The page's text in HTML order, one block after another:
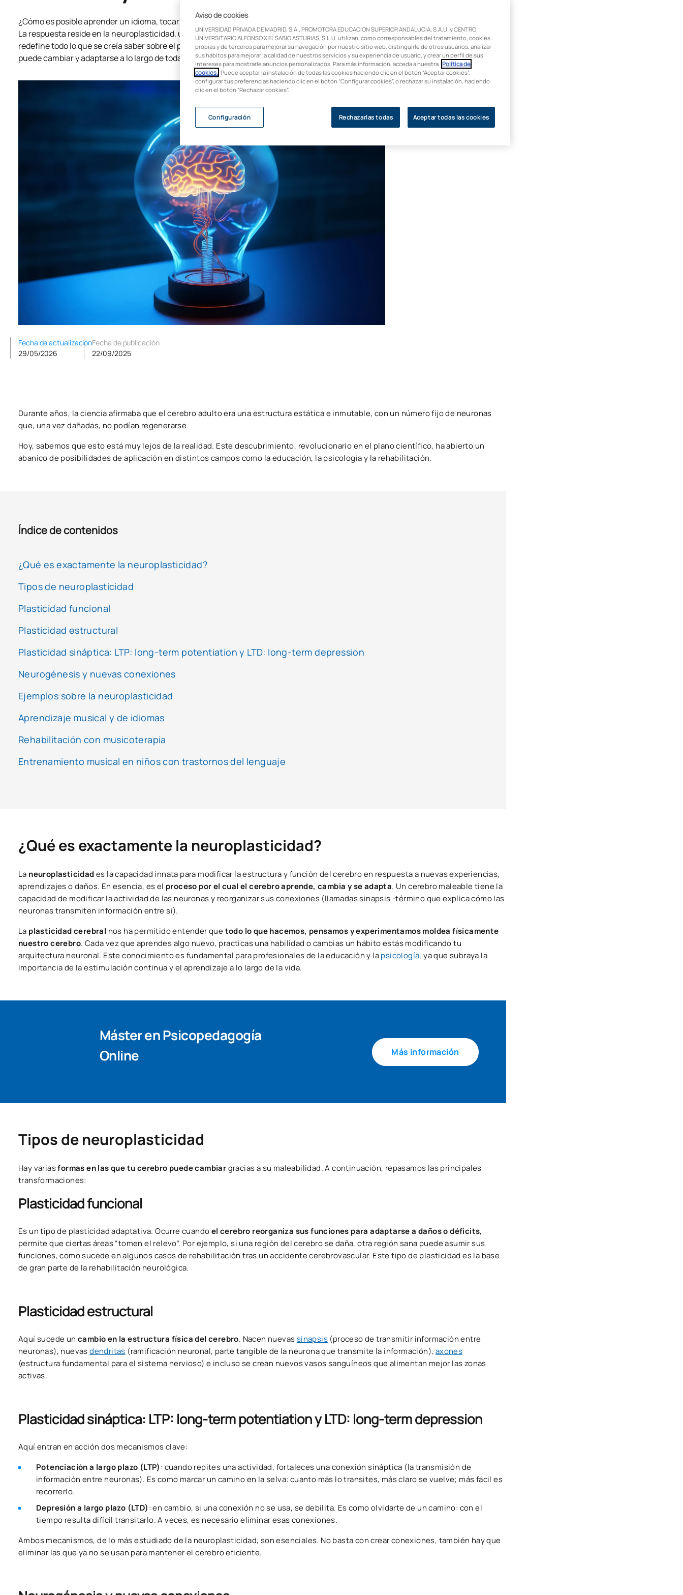
¿Cómo es posible aprender un idioma, tocar un instrumento o recuperarse de una lesión cerebral?
La respuesta reside en la neuroplasticidad, una capacidad de nuestra mente. Este concepto
redefine todo lo que se creía saber sobre el potencial de nuestro cerebro, al demostrar que este
puede cambiar y adaptarse a lo largo de toda la vida.
Fecha de actualización
29/05/2026
Fecha de publicación
22/09/2025
Durante años, la ciencia afirmaba que el cerebro adulto era una estructura estática e inmutable, con un número fijo de neuronas
que, una vez dañadas, no podían regenerarse.
Hoy, sabemos que esto está muy lejos de la realidad. Este descubrimiento, revolucionario en el plano científico, ha abierto un
abanico de posibilidades de aplicación en distintos campos como la educación, la psicología y la rehabilitación.
Índice de contenidos
¿Qué es exactamente la neuroplasticidad?
Tipos de neuroplasticidad
Plasticidad funcional
Plasticidad estructural
Plasticidad sináptica: LTP: long-term potentiation y LTD: long-term depression
Neurogénesis y nuevas conexiones
Ejemplos sobre la neuroplasticidad
Aprendizaje musical y de idiomas
Rehabilitación con musicoterapia
Entrenamiento musical en niños con trastornos del lenguaje
¿Qué es exactamente la neuroplasticidad?
La neuroplasticidades la capacidad innata para modificar la estructura y función del cerebro en respuesta a nuevas experiencias,
aprendizajes o daños. En esencia, es el proceso por el cual el cerebroaprende, cambia y se adapta. Un cerebro maleable tiene la
capacidad de modificar la actividad de las neuronas y reorganizar sus conexiones (llamadas sinapsis -término que explica cómo las
neuronas transmiten información entre sí).
La plasticidad cerebral nos ha permitido entender quetodo lo que hacemos, pensamos y experimentamos moldea físicamente
nuestro cerebro. Cada vez que aprendes algo nuevo, practicas una habilidad o cambias un hábito estás modificando tu
arquitectura neuronal. Este conocimiento es fundamental para profesionales de la educación y lapsicología, ya que subraya la
importancia de la estimulación continua y el aprendizaje a lo largo de la vida.
Máster en Psicopedagogía
Online
Más información
Tipos de neuroplasticidad
Hay variasformas en las que tu cerebro puede cambiargracias a su maleabilidad. A continuación, repasamos las principales
transformaciones:
Plasticidad funcional
Es un tipo de plasticidad adaptativa. Ocurre cuandoel cerebro reorganiza sus funciones para adaptarse a daños o déficits,
permite que ciertas áreas “tomen el relevo”. Por ejemplo, si una región del cerebro se daña, otra región sana puede asumir sus
funciones, como sucede en algunos casos de rehabilitación tras un accidente cerebrovascular. Este tipo de plasticidad es la base
de gran parte de la rehabilitación neurológica.
Plasticidad estructural
Aquí sucede un cambio en la estructura física del cerebro. Nacen nuevassinapsis (proceso de transmitir información entre
neuronas), nuevasdendritas (ramificación neuronal, parte tangible de la neurona que transmite la información), axones
(estructura fundamental para el sistema nervioso) e incluso se crean nuevos vasos sanguíneos que alimentan mejor las zonas
activas.
Plasticidad sináptica: LTP: long-term potentiation y LTD: long-term depression
Aquí entran en acción dos mecanismos clave:
Potenciación a largo plazo (LTP): cuando repites una actividad, fortaleces una conexión sináptica (la transmisión de
información entre neuronas). Es como marcar un camino en la selva: cuanto más lo transites, más claro se vuelve; más fácil es
recorrerlo.
Depresión a largo plazo (LTD): en cambio, si una conexión no se usa, se debilita. Es como olvidarte de un camino: con el
tiempo resulta difícil transitarlo. A veces, es necesario eliminar esas conexiones.
Ambos mecanismos, de lo más estudiado de la neuroplasticidad, son esenciales. No basta con crear conexiones, también hay que
eliminar las que ya no se usan para mantener el cerebro eficiente.
Aviso de cookies
UNIVERSIDAD PRIVADA DE MADRID, S.A., PROMOTORA EDUCACIÓN SUPERIOR ANDALUCÍA, S.A.U. y CENTRO
UNIVERSITARIO ALFONSO X EL SABIO ASTURIAS, S.L.U. utilizan, como corresponsables del tratamiento, cookies
propias y de terceros para mejorar su navegación por nuestro sitio web, distinguirle de otros usuarios, analizar
sus hábitos para mejorar la calidad de nuestros servicios y su experiencia de usuario, y crear un perfil de sus
intereses para mostrarle anuncios personalizados. Para más información, acceda a nuestra Política de
cookies. . Puede aceptar la instalación de todas las cookies haciendo clic en el botón “Aceptar cookies”,
configurar tus preferencias haciendo clic en el botón “Configurar cookies”, o rechazar su instalación, haciendo
clic en el botón “Rechazar cookies”.
Rechazarlas todas Aceptar todas las cookies
Configuración